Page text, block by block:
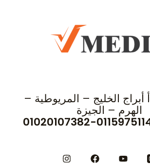
: 2أ أبراج الخليج – المريوطية –
الهرم – الجيزة